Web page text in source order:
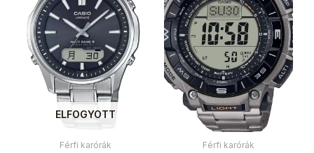
ELFOGYOTT
Férfi karórák Férfi karórák